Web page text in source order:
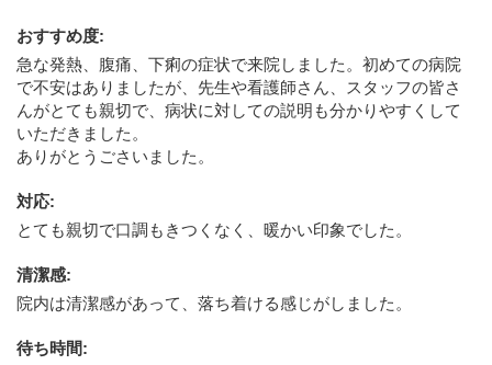
おすすめ度:
急な発熱、腹痛、下痢の症状で来院しました。初めての病院
で不安はありましたが、先生や看護師さん、スタッフの皆さ
んがとても親切で、病状に対しての説明も分かりやすくして
いただきました。
ありがとうごさいました。
対応:
とても親切で口調もきつくなく、暖かい印象でした。
清潔感:
院内は清潔感があって、落ち着ける感じがしました。
待ち時間: